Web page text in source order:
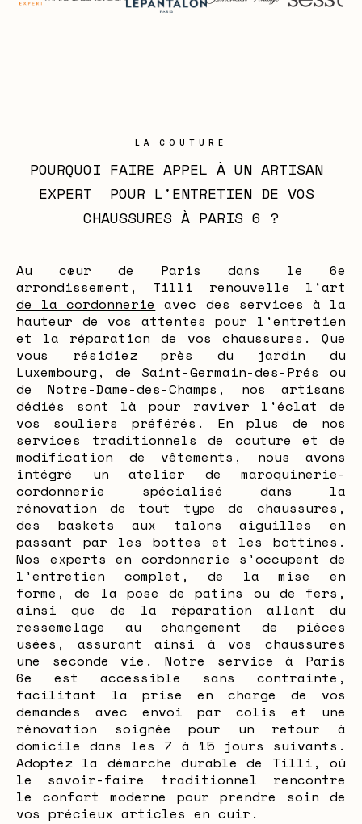
LA COUTURE
POURQUOI FAIRE APPEL À UN ARTISAN
EXPERT  POUR L'ENTRETIEN DE VOS
CHAUSSURES À PARIS 6 ?
Au cœur de Paris dans le 6e
arrondissement, Tilli renouvelle l'art
de la cordonnerie avec des services à la
hauteur de vos attentes pour l'entretien
et la réparation de vos chaussures. Que
vous résidiez près du jardin du
Luxembourg, de Saint-Germain-des-Prés ou
de Notre-Dame-des-Champs, nos artisans
dédiés sont là pour raviver l'éclat de
vos souliers préférés. En plus de nos
services traditionnels de couture et de
modification de vêtements, nous avons
intégré un atelier de maroquinerie-
cordonnerie spécialisé dans la
rénovation de tout type de chaussures,
des baskets aux talons aiguilles en
passant par les bottes et les bottines.
Nos experts en cordonnerie s'occupent de
l'entretien complet, de la mise en
forme, de la pose de patins ou de fers,
ainsi que de la réparation allant du
ressemelage au changement de pièces
usées, assurant ainsi à vos chaussures
une seconde vie. Notre service à Paris
6e est accessible sans contrainte,
facilitant la prise en charge de vos
demandes avec envoi par colis et une
rénovation soignée pour un retour à
domicile dans les 7 à 15 jours suivants.
Adoptez la démarche durable de Tilli, où
le savoir-faire traditionnel rencontre
le confort moderne pour prendre soin de
vos précieux articles en cuir.